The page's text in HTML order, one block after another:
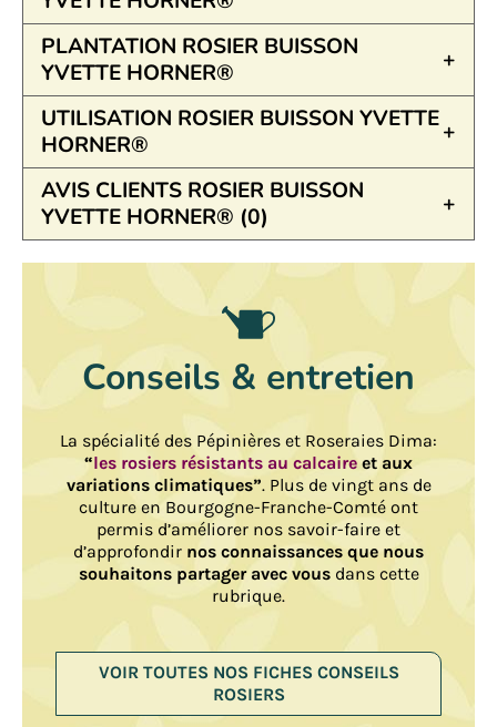
PLANTATION ROSIER BUISSON
YVETTE HORNER®
UTILISATION ROSIER BUISSON YVETTE
HORNER®
AVIS CLIENTS ROSIER BUISSON
YVETTE HORNER® (0)
Conseils & entretien
La spécialité des Pépinières et Roseraies Dima:
“les rosiers résistants au calcaire et aux
variations climatiques”. Plus de vingt ans de
culture en Bourgogne-Franche-Comté ont
permis d’améliorer nos savoir-faire et
d’approfondir nos connaissances que nous
souhaitons partager avec vousdans cette
rubrique.
VOIR TOUTES NOS FICHES CONSEILS
ROSIERS